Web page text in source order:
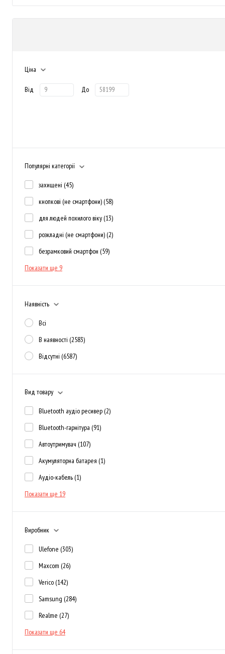
Ціна
Від До
Популярні категорії
захищені (45)
кнопкові (не смартфони) (58)
для людей похилого віку (13)
розкладні (не смартфони) (2)
безрамковий смартфон (59)
Показати ще 9
Наявність
Всі
В наявності (2583)
Відсутні (6587)
Вид товару
Bluetooth аудіо ресивер (2)
Bluetooth-гарнітура (91)
Автоутримувач (107)
Акумуляторна батарея (1)
Аудіо-кабель (1)
Показати ще 19
Виробник
Ulefone (303)
Maxcom (26)
Verico (142)
Samsung (284)
Realme (27)
Показати ще 64